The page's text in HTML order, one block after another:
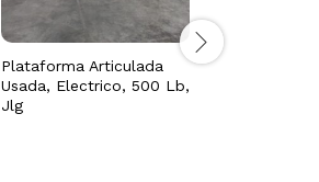
Plataforma Articulada
Usada, Electrico, 500 Lb,
Jlg